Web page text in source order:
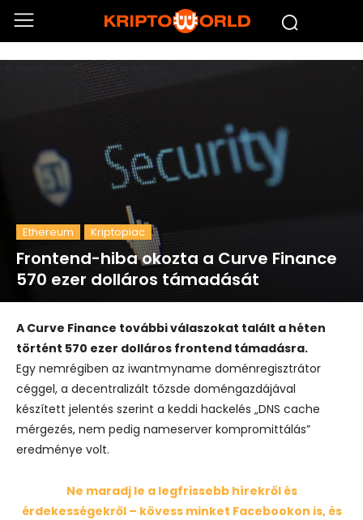
Ethereum Kriptopiac
Frontend-hiba okozta a Curve Finance
570 ezer dolláros támadását
A Curve Finance további válaszokat talált a héten
történt 570 ezer dolláros frontend támadásra.
Egy nemrégiben az iwantmyname doménregisztrátor
céggel, a decentralizált tőzsde doméngazdájával
készített jelentés szerint a keddi hackelés „DNS cache
mérgezés, nem pedig nameserver kompromittálás”
eredménye volt.
Ne maradj le a legfrissebb hírekről és
érdekességekről – kövess minket Facebookon is, és